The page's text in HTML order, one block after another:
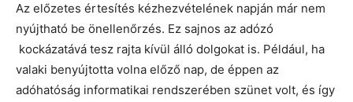
Az előzetes értesítés kézhezvételének napján már nem
nyújtható be önellenőrzés. Ez sajnos az adózó
kockázatává tesz rajta kívül álló dolgokat is. Például, ha
valaki benyújtotta volna előző nap, de éppen az
adóhatóság informatikai rendszerében szünet volt, és így